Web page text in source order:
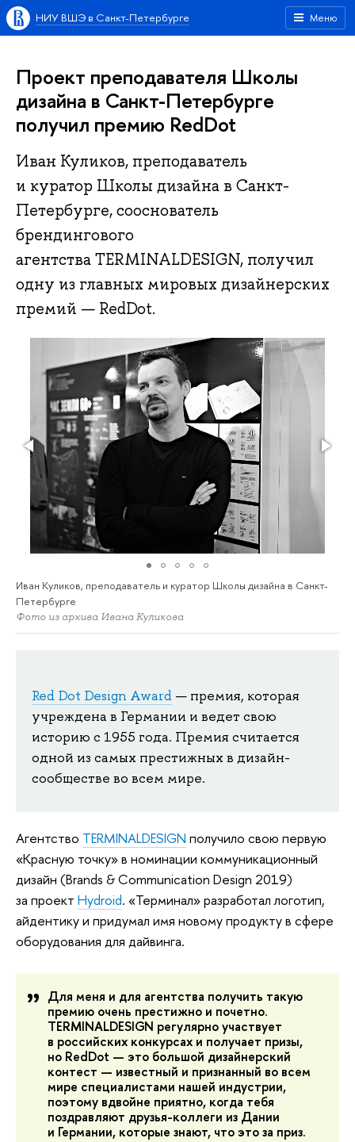
Меню
НИУ ВШЭ в Санкт-Петербурге
Проект преподавателя Школы
дизайна в Санкт-Петербурге
получил премию RedDot
Иван Куликов, преподаватель
и куратор Школы дизайна в Санкт-
Петербурге, сооснователь
брендингового
агентства TERMINALDESIGN, получил
одну из главных мировых дизайнерских
премий — RedDot.
Иван Куликов, преподаватель и куратор Школы дизайна в Санкт-
Петербурге
Фото из архива Ивана Куликова
Red Dot Design Award — премия, которая
учреждена в Германии и ведет свою
историю с 1955 года. Премия считается
одной из самых престижных в дизайн-
сообществе во всем мире.
Агентство ТERMINALDESIGN получило свою первую
«Красную точку» в номинации коммуникационный
дизайн (Brands & Communication Design 2019)
за проект Hydroid. «Терминал» разработал логотип,
айдентику и придумал имя новому продукту в сфере
оборудования для дайвинга.
Для меня и для агентства получить такую
премию очень престижно и почетно.
TERMINALDESIGN регулярно участвует
в российских конкурсах и получает призы,
но RedDot — это большой дизайнерский
контест — известный и признанный во всем
мире специалистами нашей индустрии,
поэтому вдвойне приятно, когда тебя
поздравляют друзья-коллеги из Дании
и Германии, которые знают, что это за приз.